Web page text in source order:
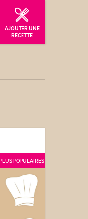
AJOUTER UNE
RECETTE
PLUS POPULAIRES